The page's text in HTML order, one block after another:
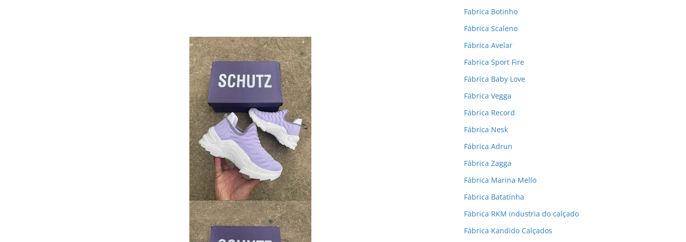
Fabrica Botinho
Fábrica Scaleno
Fábrica Avelar
Fabrica Sport Fire
Fábrica Baby Love
Fábrica Vegga
Fábrica Record
Fábrica Nesk
Fábrica Adrun
Fábrica Zagga
Fábrica Marina Mello
Fábrica Batatinha
Fábrica RKM industria do calçado
Fábrica Kandido Calçados